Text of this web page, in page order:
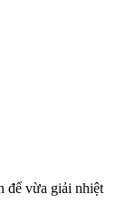
để vừa giải nhiệt